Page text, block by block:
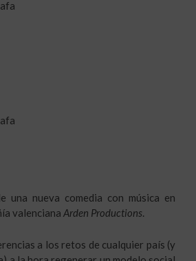
una nueva comedia con música en
valenciana Arden Productions.
a los retos de cualquier país (y